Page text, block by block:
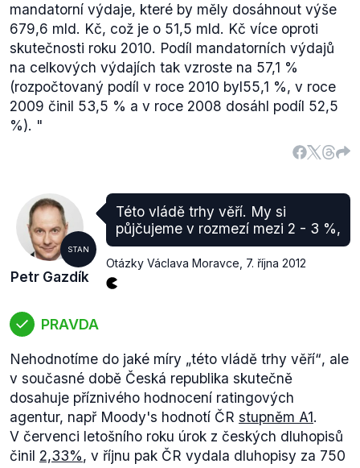
mandatorní výdaje, které by měly dosáhnout výše
679,6 mld. Kč, což je o 51,5 mld. Kč více oproti
skutečnosti roku 2010. Podíl mandatorních výdajů
na celkových výdajích tak vzroste na 57,1 %
(rozpočtovaný podíl v roce 2010 byl55,1 %, v roce
2009 činil 53,5 % a v roce 2008 dosáhl podíl 52,5
%). "
STAN
Petr Gazdík
Této vládě trhy věří. My si
půjčujeme v rozmezí mezi 2 - 3 %,
Otázky Václava Moravce 7. října 2012
PRAVDA
Nehodnotíme do jaké míry „této vládě trhy věří“, ale
v současné době Česká republika skutečně
dosahuje příznivého hodnocení ratingových
agentur, např Moody's hodnotí ČR stupněm A1.
V červenci letošního roku úrok z českých dluhopisů
činil 2,33%, v říjnu pak ČR vydala dluhopisy za 750